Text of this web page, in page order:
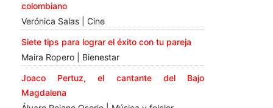
colombiano
Verónica Salas | Cine
Siete tips para lograr el éxito con tu pareja
Maira Ropero | Bienestar
Joaco Pertuz, el cantante del Bajo
Magdalena